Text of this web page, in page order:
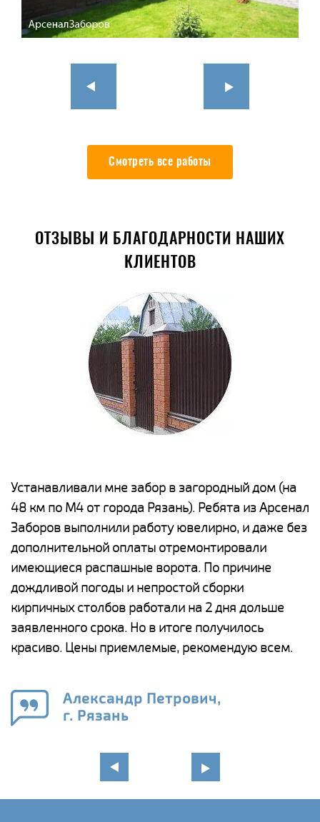
Смотреть все работы
ОТЗЫВЫ И БЛАГОДАРНОСТИ НАШИХ
КЛИЕНТОВ
Устанавливали мне забор в загородный дом (на
48 км по М4 от города Рязань). Ребята из Арсенал
Заборов выполнили работу ювелирно, и даже без
дополнительной оплаты отремонтировали
имеющиеся распашные ворота. По причине
дождливой погоды и непростой сборки
кирпичных столбов работали на 2 дня дольше
заявленного срока. Но в итоге получилось
красиво. Цены приемлемые, рекомендую всем.
Александр Петрович,
г. Рязань